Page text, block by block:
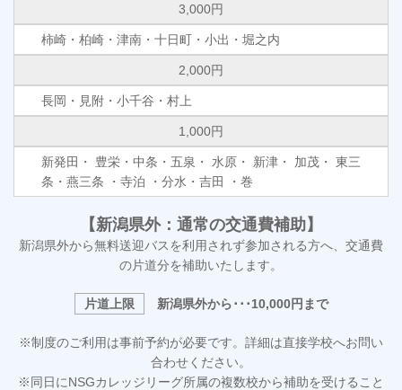
3,000円
柿崎・柏崎・津南・十日町・小出・堀之内
2,000円
長岡・見附・小千谷・村上
1,000円
新発田・ 豊栄・中条・五泉・ 水原・ 新津・ 加茂・ 東三
条・燕三条 ・寺泊 ・分水・吉田 ・巻
【新潟県外：通常の交通費補助】
新潟県外から無料送迎バスを利用されず参加される方へ、交通費
の片道分を補助いたします。
片道上限 新潟県外から･･･10,000円まで
※制度のご利用は事前予約が必要です。詳細は直接学校へお問い
合わせください。
※同日にNSGカレッジリーグ所属の複数校から補助を受けること